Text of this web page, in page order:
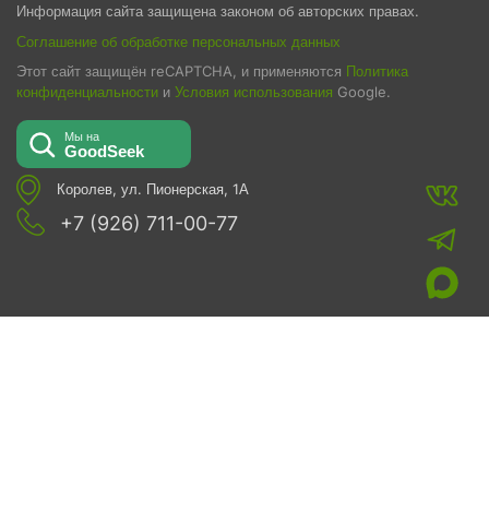
Информация сайта защищена законом об авторских правах.
Соглашение об обработке персональных данных
Этот сайт защищён reCAPTCHA, и применяются Политика
конфиденциальности и Условия использования Google.
Королев, ул. Пионерская, 1А
+7 (926) 711-00-77